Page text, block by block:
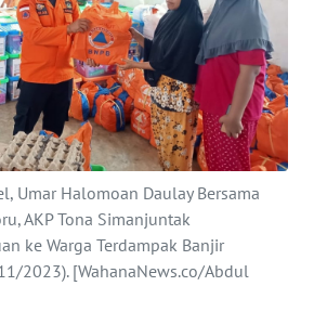
Umar Halomoan Daulay Bersama
AKP Tona Simanjuntak
ke Warga Terdampak Banjir
2023). [WahanaNews.co/Abdul